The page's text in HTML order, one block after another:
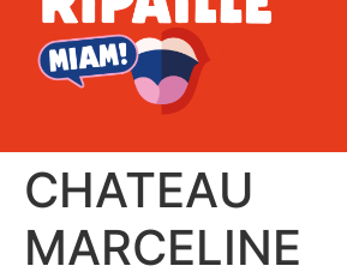
CHATEAU
MARCELINE